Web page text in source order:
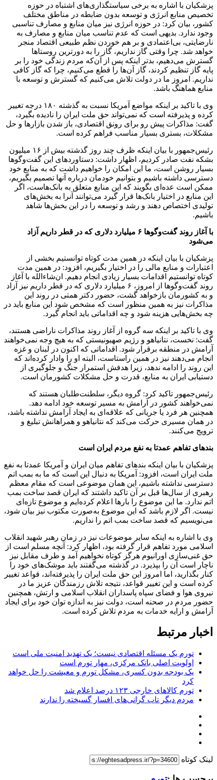
پزشکیان با اشاره به برخی سیاستگذاری‌های اشتباه در حوزه
تخصیص منابع انرژی و توسعه بدون ضابطه در مناطق مختلف
کشور، بیان کرد:‌ در حوزه انرژی نیز میان منابع و مصارف تناسبی
وجود ندارد. بدیهی است که عدم تناسب میان منابع و مصارف به
نارضایتی، بی‌اعتمادی و بر هم خوردن نظم طبیعی اقتصاد منجر
خواهد شد. چرا وقتی گاز نداریم، گاز را به دورترین روستاها
گسترش می‌دهیم، بدتر اینکه پس از آن‌که مردم زندگی خود را بر
پایه گاز تنظیم کردند، گاز آن‌ها را قطع می‌کنیم، چرا که گاز کافی
نداریم. امروز ما در دولت تلاش می‌کنیم که گسترش و توسعه با
منابع هماهنگ باشد.
وی با تاکید بر اینکه مواضع آمریکا نسبت به گذشته ۱۸۰ درجه تغییر
کرده‌ و پذیرفته است که نمی‌تواند حق ملت ایران را نادیده بگیرد،
گفت: مذاکرات پیش رو برای رونق اقتصادی، باز شدن بازارها و حل
مشکلات، بستری بسیار مناسب فراهم کرده است.
رئیس‌جمهور با بیان اینکه ظرف چند روز گذشته بیش از ۱۶ میلیون
بشکه نفت صادر کردیم، اظهار داشت: دستاوردهای این گفت‌وگوها
بسیار روشن است، ما این امکان را خواهیم داشت که به منابع خود
دسترسی داشته باشیم و بتوانیم خودمان درباره آنها تصمیم بگیریم،
ممکن است عده‌ای بگویند که این منابع متعلق به بانک‌هاست، اگر
این منابع در اختیار بانک‌ها قرار گیرد می‌توانند آنرا به بخش‌های
تولیدی اختصاص دهند و رشد و توسعه را در این بخش‌ها شاهد
باشیم.
با آغاز روند گفت‌وگوها ۶ میلیارد دلاری که در قطر داریم آزاد
می‌شود
پزشکیان با بیان اینکه در همین مدت کوتاه توانستیم بخشی از
اعتبارات و منابع مالی را در اختیار بگیریم، افزود: در همین مدت
کوتاه توانستیم اقدامات بسیار زیادی انجام دهیم. ان‌شاءالله با آغاز
روند گفت‌وگوها از امروز، ۶ میلیارد دلاری که در قطر داریم نیز آزاد
و به کشورمان بازخواهد گشت، حضور دکتر همتی در روند این
مذاکرات نیز به همین منظور است که مشخص شود این منابع باید در
چه بخش‌هایی هزینه شود و چه اقداماتی باید انجام گیرد.
وی با تاکید بر اینکه سه گروه از آغاز روند مذاکرات ناراضی هستند،
گفت: نخست، نتانیاهو و رژیم صهیونیستی که به هیچ وجه نمی‌خواهند
آرامش در منطقه برقرار شود. اقداماتی که اکنون در لبنان و غزه
انجام می‌دهند نیز در همین راستاست، البته او را وادار کرده‌اند که
این روند را ادامه ندهد، زیرا هدفش استمرار جنگ و جلوگیری از
دستیابی ایران به منابع، قدرت و حل مشکلات کشورمان است.
رئیس‌جمهور تاکید کرد: گروه دیگر، سلطنت‌طلبان هستند که
نمی‌خواهند کشور در آرامش به مسیر توسعه خود ادامه دهد.
همچنین هر فرد یا جریانی که علاقه‌ای به ایجاد آرامش نداشته باشد،
در همان مسیری حرکت می‌کند که نتانیاهو و همراهانش تبلیغ و
ترویج می‌کنند.
بندهای تفاهم عمدتا به نفع مردم ایران است
پزشکیان با بیان اینکه بندهای تفاهم میان ایران و آمریکا عمدتا به نفع
ملت ایران است، افزود: آمریکا به دنبال این است که ما به بمب اتم
دسترسی نداشته باشیم، این همان موضوعی است که مقام معظم
رهبری از سال‌ها قبل بر آن تاکید داشتند که ایران قصد ساخت بمب
اتم ندارد. ما این موضوع را بارها اعلام کرده‌ایم و موضوع تازه‌ای
نیست. اگر لازم باشد که این موضوع به‌صورت مکتوب نیز بیان شود،
می‌نویسیم که قصد ساخت بمب اتم را نداریم.
وی با اشاره به اینکه سایر موضوعات نیز در زمان رهبر شهید انقلاب
اسلامی مورد تفاهم قرار گرفته بود، اظهار کرد: آنچه مسلم است از
حق غنی‌سازی اورانیوم هرگز کوتاه نخواهیم آمد و طرف مقابل نیز
ناچار است آن را بپذیرد. در گذشته می‌گفتند باید موشک‌های خود را
کنار بگذارید، اما امروز این حق ملت ایران را پذیرفته‌اند، قواعد تغییر
کرده است و این تغییر قواعد، نتیجه تلاش رزمندگان عزیز ما در
نیروی هوا و فضای سپاه پاسداران انقلاب اسلامی و ارتش، همچنین
حضور مردم در صحنه است، دولت نیز به اندازه توان خود برای ایجاد
آرامش و ارایه خدمات به مردم تلاش کرده است.
اخبار مرتبط
تورم یک مسئله اقتصادی نیست؛ یک تهدید امنیت ملی است
اولویت اصلی بانک مرکزی، مهار تورم است
یک بودجه بدون کسری، مشکل تورم و معیشت را حل خواهد
کرد
تورم کالاهای خارجی ۱۲۳ درصد اعلام شد
مردم دیگر تاب گرانی‌های افسار گسیخته را ندارند
لینک کوتاه